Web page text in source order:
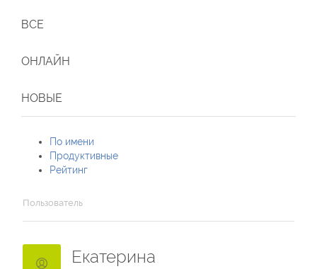
ВСЕ
ОНЛАЙН
НОВЫЕ
По имени
Продуктивные
Рейтинг
Пользователь
Екатерина